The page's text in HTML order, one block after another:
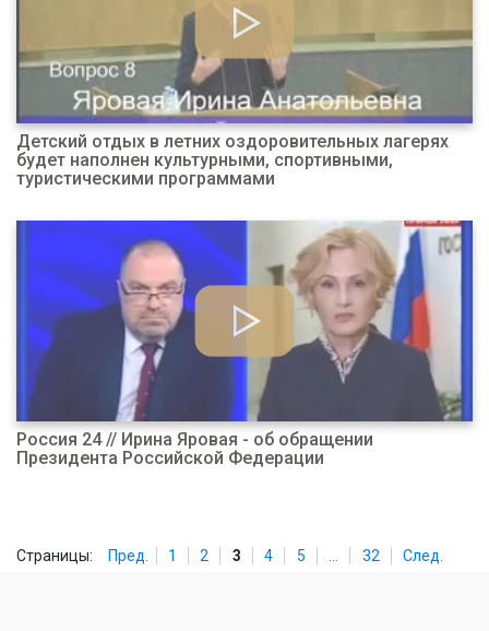
Детский отдых в летних оздоровительных лагерях
будет наполнен культурными, спортивными,
туристическими программами
Россия 24 // Ирина Яровая - об обращении
Президента Российской Федерации
Страницы: Пред. 1 2 3 4 5 32 След.